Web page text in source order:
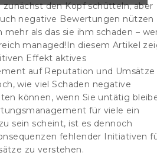
den Kopf schütteln, aber
negative Bewertungen nützen
als das sie ihm schaden –
managed!In diesem Artikel
Effekt aktives
auf Reputation und Umsätze
wie viel Schaden negative
können, wenn Sie untätig
für viele ein
sein scheint, ist es dennoch
fehlender Initiativen
zu verstehen.